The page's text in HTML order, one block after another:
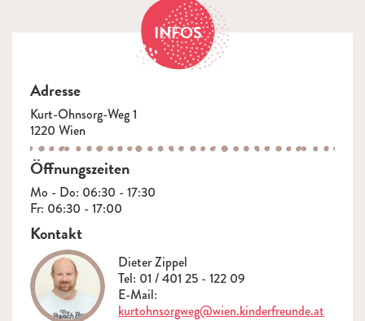
INFOS
Adresse
Kurt-Ohnsorg-Weg 1
1220 Wien
Öffnungszeiten
Mo - Do: 06:30 - 17:30
Fr: 06:30 - 17:00
Kontakt
Dieter Zippel
Tel: 01 / 401 25 - 122 09
E-Mail:
kurtohnsorgweg@wien.kinderfreunde.at